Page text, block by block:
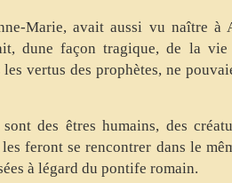
Marie, avait aussi vu naître à
dune façon tragique, de la
les vertus des prophètes, ne
des êtres humains, des
feront se rencontrer dans le
à légard du pontife romain.